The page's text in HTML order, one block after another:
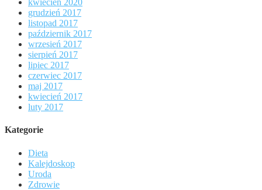
kwiecień 2020
grudzień 2017
listopad 2017
październik 2017
wrzesień 2017
sierpień 2017
lipiec 2017
czerwiec 2017
maj 2017
kwiecień 2017
luty 2017
Kategorie
Dieta
Kalejdoskop
Uroda
Zdrowie